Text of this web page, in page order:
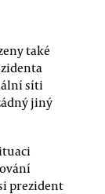
také
síti
jiný
prezident